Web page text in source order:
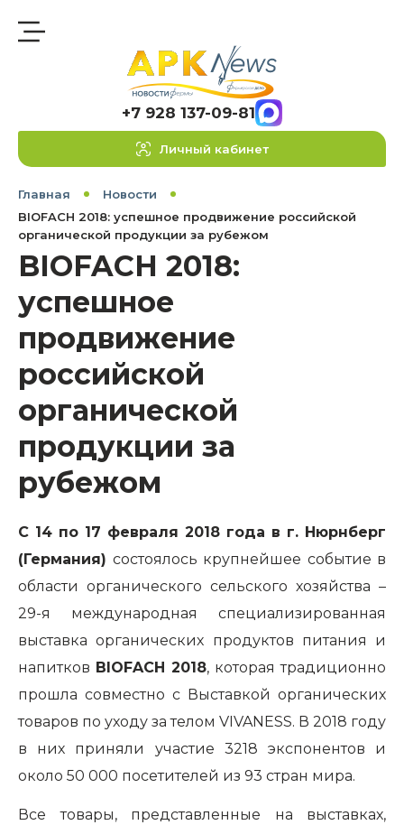
+7 928 137-09-81
Личный кабинет
Главная
Новости
BIOFACH 2018: успешное продвижение российской
органической продукции за рубежом
BIOFACH 2018:
успешное
продвижение
российской
органической
продукции за
рубежом
C 14 по 17 февраля 2018 года в г. Нюрнберг
(Германия) состоялось крупнейшее событие в
области органического сельского хозяйства –
29-я международная специализированная
выставка органических продуктов питания и
напитков BIOFACH 2018, которая традиционно
прошла совместно с Выставкой органических
товаров по уходу за телом VIVANESS. В 2018 году
в них приняли участие 3218 экспонентов и
около 50 000 посетителей из 93 стран мира.
Все товары, представленные на выставках,